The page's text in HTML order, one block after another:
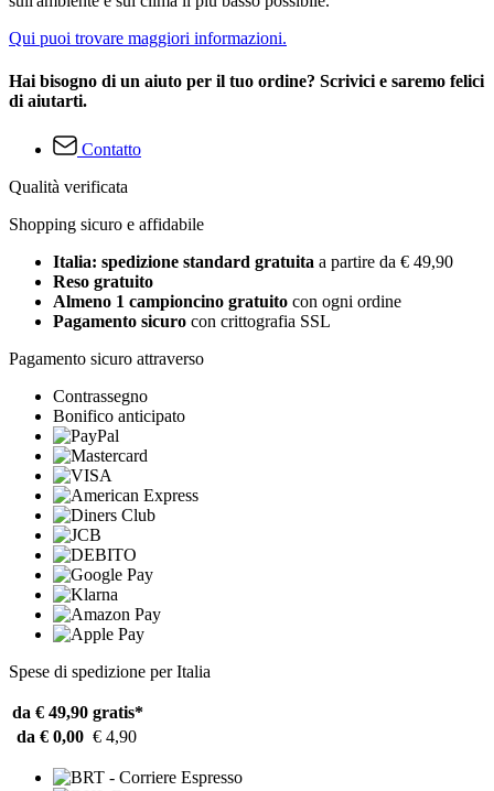
Qui puoi trovare maggiori informazioni.
Hai bisogno di un aiuto per il tuo ordine? Scrivici e saremo felici
di aiutarti.
Contatto
Qualità verificata
Shopping sicuro e affidabile
Italia: spedizione standard gratuita a partire da € 49,90
Reso gratuito
Almeno 1 campioncino gratuito con ogni ordine
Pagamento sicuro con crittografia SSL
Pagamento sicuro attraverso
Contrassegno
Bonifico anticipato
Spese di spedizione per Italia
da € 49,90 gratis*
da € 0,00 € 4,90